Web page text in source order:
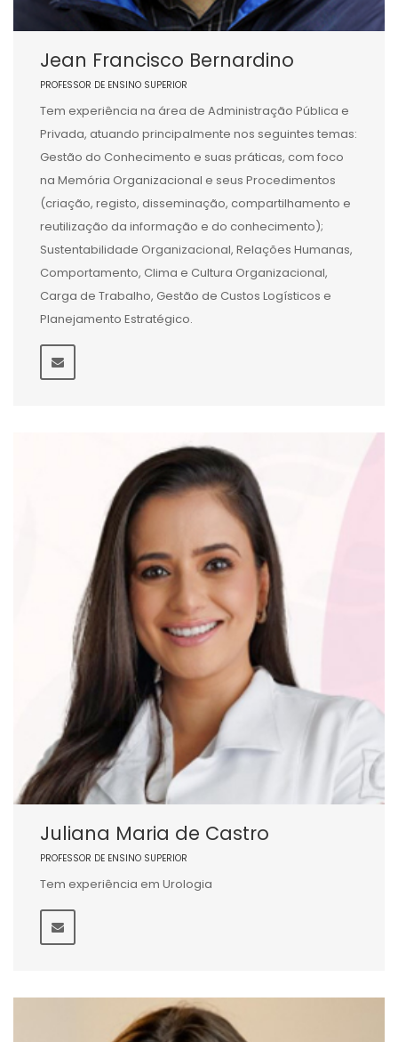
Jean Francisco Bernardino
PROFESSOR DE ENSINO SUPERIOR
Tem experiência na área de Administração Pública e
Privada, atuando principalmente nos seguintes temas:
Gestão do Conhecimento e suas práticas, com foco
na Memória Organizacional e seus Procedimentos
(criação, registo, disseminação, compartilhamento e
reutilização da informação e do conhecimento);
Sustentabilidade Organizacional, Relações Humanas,
Comportamento, Clima e Cultura Organizacional,
Carga de Trabalho, Gestão de Custos Logísticos e
Planejamento Estratégico.
Juliana Maria de Castro
PROFESSOR DE ENSINO SUPERIOR
Tem experiência em Urologia